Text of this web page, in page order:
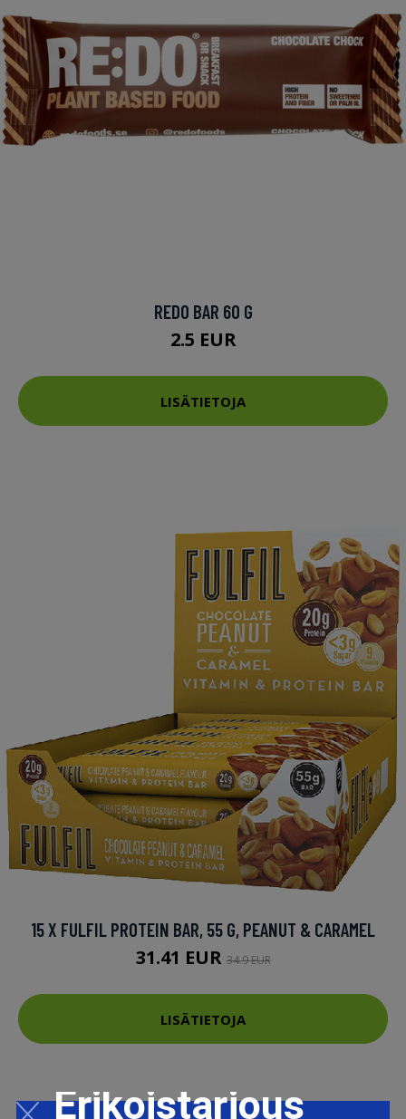
REDO BAR 60 G
2.5 EUR
LISÄTIETOJA
15 X FULFIL PROTEIN BAR, 55 G, PEANUT & CARAMEL
31.41 EUR34.9 EUR
LISÄTIETOJA
Erikoistarjous